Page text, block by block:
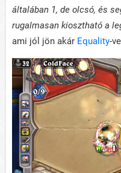
általában 1, de olcsó, és
rugalmasan kiosztható a
ami jól jön akár Equality-